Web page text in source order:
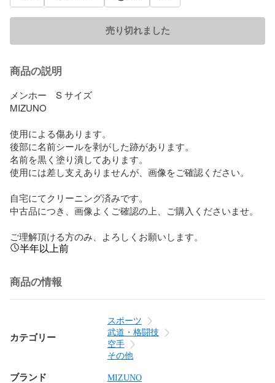
売り切れました
商品の説明
メンホー　S サイズ
MIZUNO
使用による傷あります。
後部に名前シールを剥がした跡があります。
名前を黒く塗り潰してあります。
使用には差し支えありませんが、画像をご確認ください。
自宅にてクリーニング済みです。
中古品につき、画像よくご確認の上、ご購入くださいませ。
ご理解頂ける方のみ、よろしくお願いします。
半年以上前
商品の情報
カテゴリー
スポーツ
武道・格闘技
空手
その他
ブランド MIZUNO